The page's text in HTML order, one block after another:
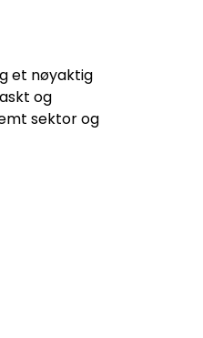
et nøyaktig
og
sektor og